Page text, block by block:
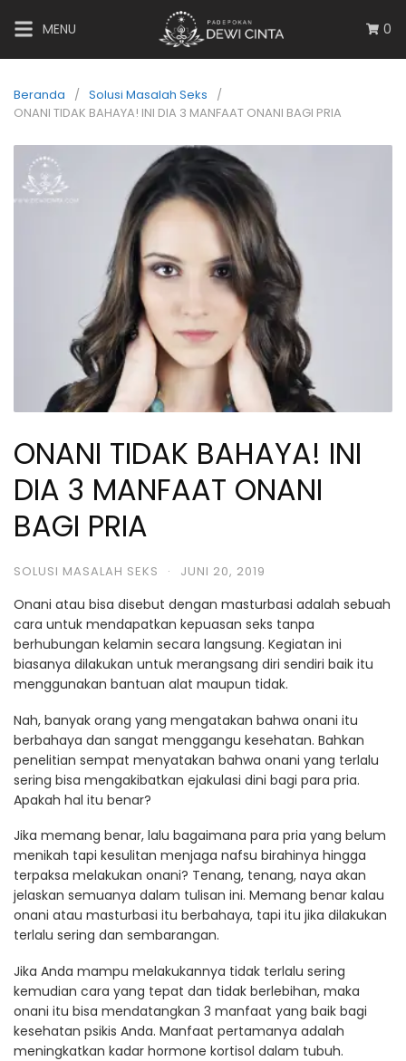
MENU 0
Beranda
Solusi Masalah Seks
ONANI TIDAK BAHAYA! INI DIA 3 MANFAAT ONANI BAGI PRIA
ONANI TIDAK BAHAYA! INI
DIA 3 MANFAAT ONANI
BAGI PRIA
SOLUSI MASALAH SEKS · JUNI 20, 2019
Onani atau bisa disebut dengan masturbasi adalah sebuah
cara untuk mendapatkan kepuasan seks tanpa
berhubungan kelamin secara langsung. Kegiatan ini
biasanya dilakukan untuk merangsang diri sendiri baik itu
menggunakan bantuan alat maupun tidak.
Nah, banyak orang yang mengatakan bahwa onani itu
berbahaya dan sangat menggangu kesehatan. Bahkan
penelitian sempat menyatakan bahwa onani yang terlalu
sering bisa mengakibatkan ejakulasi dini bagi para pria.
Apakah hal itu benar?
Jika memang benar, lalu bagaimana para pria yang belum
menikah tapi kesulitan menjaga nafsu birahinya hingga
terpaksa melakukan onani? Tenang, tenang, naya akan
jelaskan semuanya dalam tulisan ini. Memang benar kalau
onani atau masturbasi itu berbahaya, tapi itu jika dilakukan
terlalu sering dan sembarangan.
Jika Anda mampu melakukannya tidak terlalu sering
kemudian cara yang tepat dan tidak berlebihan, maka
onani itu bisa mendatangkan 3 manfaat yang baik bagi
kesehatan psikis Anda. Manfaat pertamanya adalah
meningkatkan kadar hormone kortisol dalam tubuh.